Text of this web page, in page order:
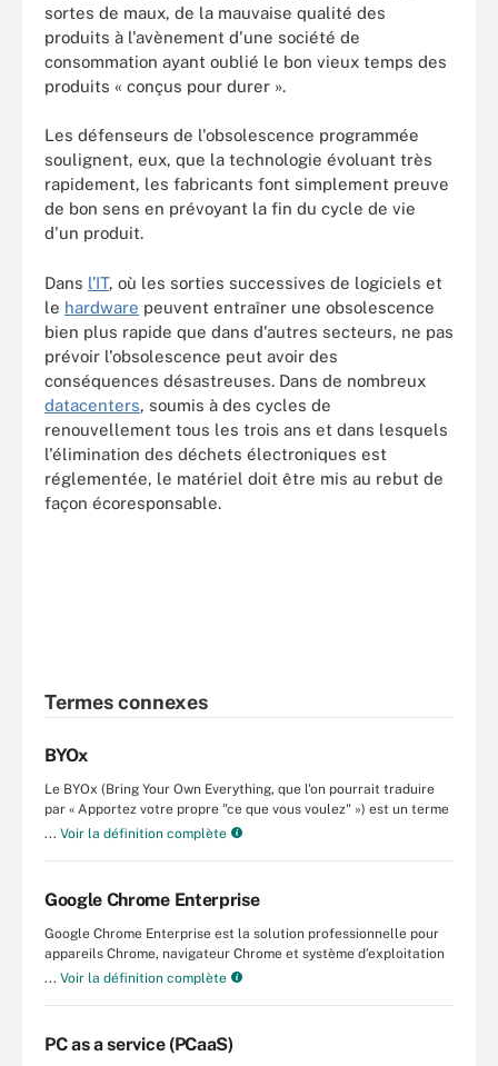
sortes de maux, de la mauvaise qualité des
produits à l'avènement d'une société de
consommation ayant oublié le bon vieux temps des
produits « conçus pour durer ».
Les défenseurs de l'obsolescence programmée
soulignent, eux, que la technologie évoluant très
rapidement, les fabricants font simplement preuve
de bon sens en prévoyant la fin du cycle de vie
d'un produit.
Dans l’IT, où les sorties successives de logiciels et
le hardware peuvent entraîner une obsolescence
bien plus rapide que dans d'autres secteurs, ne pas
prévoir l'obsolescence peut avoir des
conséquences désastreuses. Dans de nombreux
datacenters, soumis à des cycles de
renouvellement tous les trois ans et dans lesquels
l'élimination des déchets électroniques est
réglementée, le matériel doit être mis au rebut de
façon écoresponsable.
Termes connexes
BYOx
Le BYOx (Bring Your Own Everything, que l'on pourrait traduire
par « Apportez votre propre "ce que vous voulez" ») est un terme
... Voir la définition complète
Google Chrome Enterprise
Google Chrome Enterprise est la solution professionnelle pour
appareils Chrome, navigateur Chrome et système d’exploitation
... Voir la définition complète
PC as a service (PCaaS)